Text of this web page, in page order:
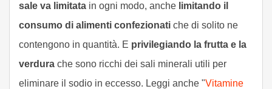
sale va limitata in ogni modo, anche limitando il
consumo di alimenti confezionati che di solito ne
contengono in quantità. E privilegiando la frutta e la
verdura che sono ricchi dei sali minerali utili per
eliminare il sodio in eccesso. Leggi anche "Vitamine